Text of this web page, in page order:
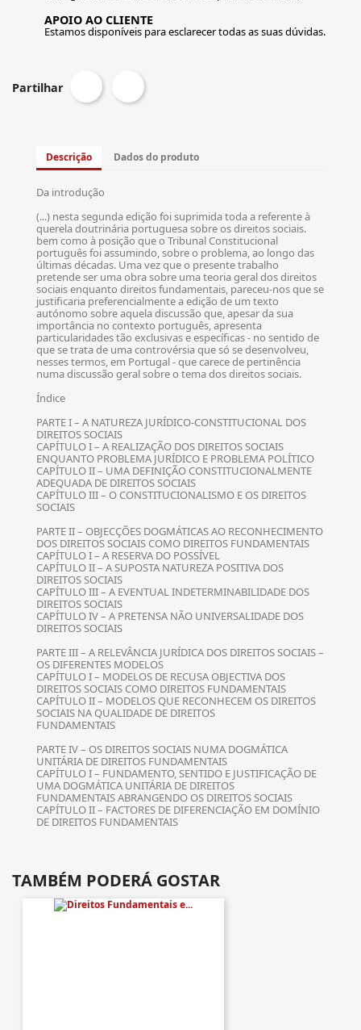
APOIO AO CLIENTE
Estamos disponíveis para esclarecer todas as suas dúvidas.
Partilhar
Descrição Dados do produto
Da introdução
(...) nesta segunda edição foi suprimida toda a referente à
querela doutrinária portuguesa sobre os direitos sociais.
bem como à posição que o Tribunal Constitucional
português foi assumindo, sobre o problema, ao longo das
últimas décadas. Uma vez que o presente trabalho
pretende ser uma obra sobre uma teoria geral dos direitos
sociais enquanto direitos fundamentais, pareceu-nos que se
justificaria preferencialmente a edição de um texto
autónomo sobre aquela discussão que, apesar da sua
importância no contexto português, apresenta
particularidades tão exclusivas e específicas - no sentido de
que se trata de uma controvérsia que só se desenvolveu,
nesses termos, em Portugal - que carece de pertinência
numa discussão geral sobre o tema dos direitos sociais.
Índice
PARTE I – A NATUREZA JURÍDICO-CONSTITUCIONAL DOS
DIREITOS SOCIAIS
CAPÍTULO I – A REALIZAÇÃO DOS DIREITOS SOCIAIS
ENQUANTO PROBLEMA JURÍDICO E PROBLEMA POLÍTICO
CAPÍTULO II – UMA DEFINIÇÃO CONSTITUCIONALMENTE
ADEQUADA DE DIREITOS SOCIAIS
CAPÍTULO III – O CONSTITUCIONALISMO E OS DIREITOS
SOCIAIS
PARTE II – OBJECÇÕES DOGMÁTICAS AO RECONHECIMENTO
DOS DIREITOS SOCIAIS COMO DIREITOS FUNDAMENTAIS
CAPÍTULO I – A RESERVA DO POSSÍVEL
CAPÍTULO II – A SUPOSTA NATUREZA POSITIVA DOS
DIREITOS SOCIAIS
CAPÍTULO III – A EVENTUAL INDETERMINABILIDADE DOS
DIREITOS SOCIAIS
CAPÍTULO IV – A PRETENSA NÃO UNIVERSALIDADE DOS
DIREITOS SOCIAIS
PARTE III – A RELEVÂNCIA JURÍDICA DOS DIREITOS SOCIAIS –
OS DIFERENTES MODELOS
CAPÍTULO I – MODELOS DE RECUSA OBJECTIVA DOS
DIREITOS SOCIAIS COMO DIREITOS FUNDAMENTAIS
CAPÍTULO II – MODELOS QUE RECONHECEM OS DIREITOS
SOCIAIS NA QUALIDADE DE DIREITOS
FUNDAMENTAIS
PARTE IV – OS DIREITOS SOCIAIS NUMA DOGMÁTICA
UNITÁRIA DE DIREITOS FUNDAMENTAIS
CAPÍTULO I – FUNDAMENTO, SENTIDO E JUSTIFICAÇÃO DE
UMA DOGMÁTICA UNITÁRIA DE DIREITOS
FUNDAMENTAIS ABRANGENDO OS DIREITOS SOCIAIS
CAPÍTULO II – FACTORES DE DIFERENCIAÇÃO EM DOMÍNIO
DE DIREITOS FUNDAMENTAIS
TAMBÉM PODERÁ GOSTAR